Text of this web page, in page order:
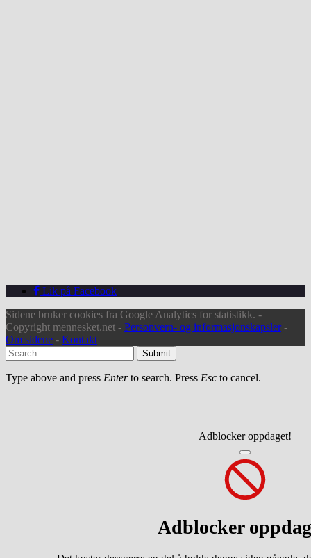
Lik på Facebook
Sidene bruker cookies fra Google Analytics for statistikk. -
Copyright mennesket.net - Personvern- og informasjonskapsler-
Om sidene - Kontakt
Submit
Type above and press Enterto search. Press Esc to cancel.
Adblocker oppdaget!
Adblocker